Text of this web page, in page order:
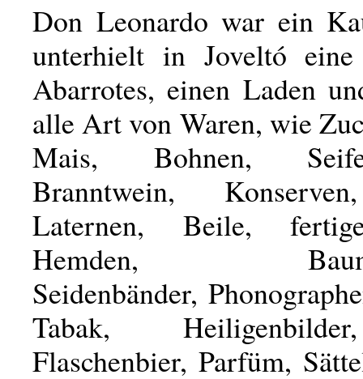
Don Leonardo war ein
unterhielt in Joveltó
Abarrotes, einen Laden
alle Art von Waren, wie
Mais, Bohnen,
Branntwein,
Laternen, Beile,
Hemden,
Seidenbänder,
Tabak,
Flaschenbier, Parfüm,